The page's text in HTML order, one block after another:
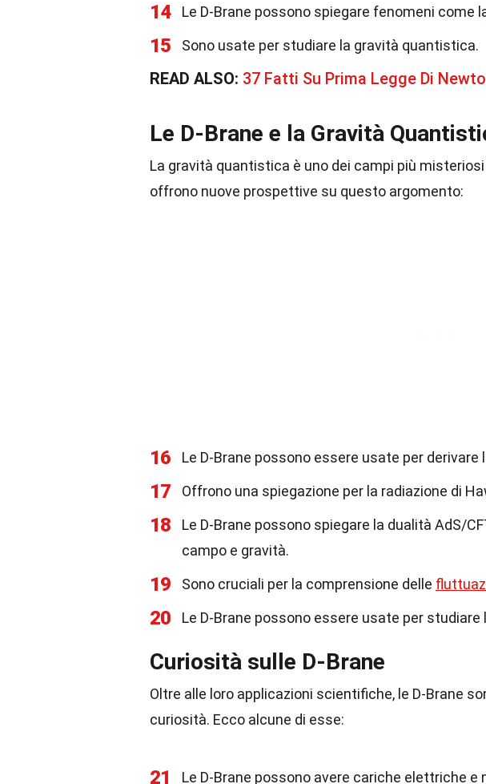
14 Le D-Brane possono spiegare fenomeni come
15 Sono usate per studiare la gravità quantistica.
READ ALSO: 37 Fatti Su Prima Legge Di
Le D-Brane e la Gravità
La gravità quantistica è uno dei campi più
offrono nuove prospettive su questo argomento:
16 Le D-Brane possono essere usate per
17 Offrono una spiegazione per la radiazione di
18
Le D-Brane possono spiegare la dualità AdS/
campo e gravità.
19 Sono cruciali per la comprensione delle
20 Le D-Brane possono essere usate per
Curiosità sulle D-Brane
Oltre alle loro applicazioni scientifiche, le D-Brane
curiosità. Ecco alcune di esse:
21 Le D-Brane possono avere cariche elettriche e